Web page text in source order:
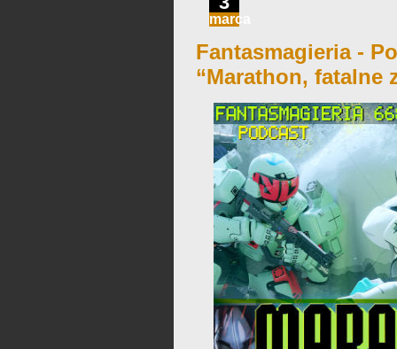
marca
Fantasmagieria -
“Marathon, fatalne